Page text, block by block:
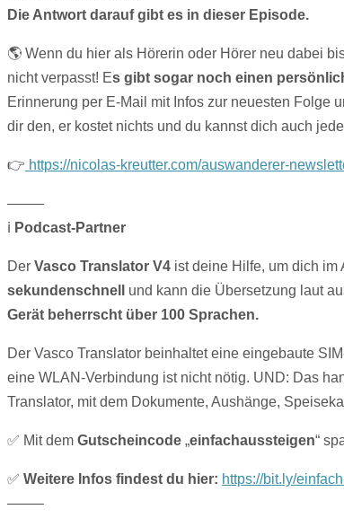
Die Antwort darauf gibt es in dieser Episode.
🌎 Wenn du hier als Hörerin oder Hörer neu dabei
nicht verpasst! Es gibt sogar noch einen
Erinnerung per E-Mail mit Infos zur neuesten Folge
dir den, er kostet nichts und du kannst dich auch
👉 https://nicolas-kreutter.com/auswanderer-
——–
ℹ️ Podcast-Partner
Der Vasco Translator V4 ist deine Hilfe, um dich im
sekundenschnell
und kann die Übersetzung laut
Gerät beherrscht über 100 Sprachen.
Der Vasco Translator beinhaltet eine eingebaute
eine WLAN-Verbindung ist nicht nötig. UND: Das
Translator, mit dem Dokumente, Aushänge,
✅ Mit dem Gutscheincode „einfachaussteigen“
✅ Weitere Infos findest du hier: https://bit.ly/
——–